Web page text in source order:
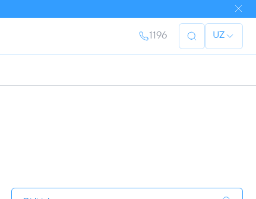
1196 UZ